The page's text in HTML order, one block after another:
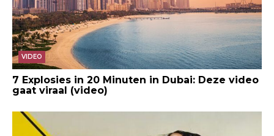
VIDEO
7 Explosies in 20 Minuten in Dubai: Deze video
gaat viraal (video)